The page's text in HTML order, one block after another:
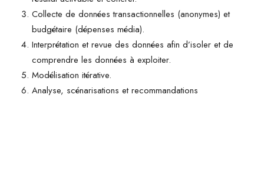
Collecte de données transactionnelles (anonymes) et
budgétaire (dépenses média).
Interprétation et revue des données afin d’isoler et de
comprendre les données à exploiter.
Modélisation itérative.
Analyse, scénarisations et recommandations